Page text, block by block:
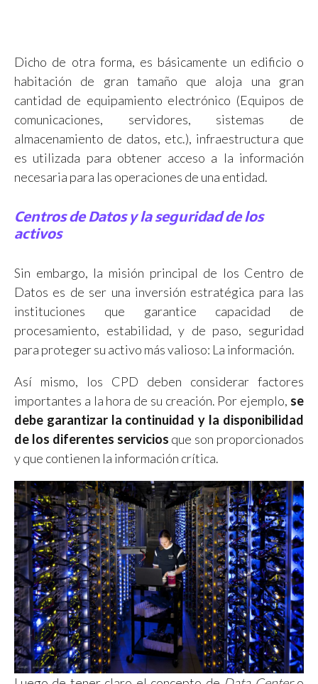
Dicho de otra forma, es básicamente un edificio o
habitación de gran tamaño que aloja una gran
cantidad de equipamiento electrónico (Equipos de
comunicaciones, servidores, sistemas de
almacenamiento de datos, etc.), infraestructura que
es utilizada para obtener acceso a la información
necesaria para las operaciones de una entidad.
Centros de Datos y la seguridad de los
activos
Sin embargo, la misión principal de los Centro de
Datos es de ser una inversión estratégica para las
instituciones que garantice capacidad de
procesamiento, estabilidad, y de paso, seguridad
para proteger su activo más valioso: La información.
Así mismo, los CPD deben considerar factores
importantes a la hora de su creación. Por ejemplo, se
debe garantizar la continuidad y la disponibilidad
de los diferentes servicios que son proporcionados
y que contienen la información crítica.